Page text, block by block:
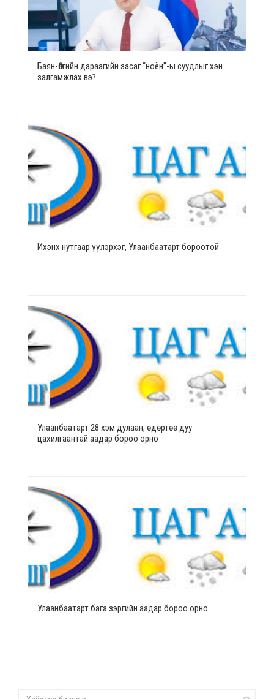
Баян-Өлгийн дараагийн засаг “ноён”-ы суудлыг хэн
залгамжлах вэ?
Ихэнх нутгаар үүлэрхэг, Улаанбаатарт бороотой
Улаанбаатарт 28 хэм дулаан, өдөртөө дуу
цахилгаантай аадар бороо орно
Улаанбаатарт бага зэргийн аадар бороо орно